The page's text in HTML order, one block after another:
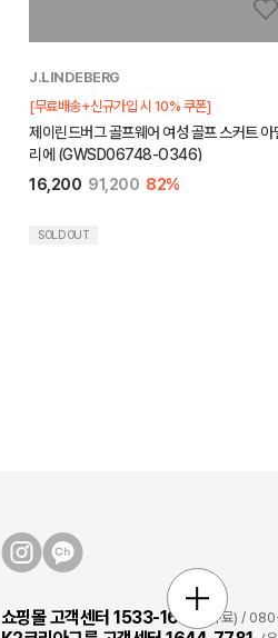
J.LINDEBERG
[무료배송+신규가입 시 10% 쿠폰]
제이린드버그 골프웨어 여성 골프 스커트 아
리에 (GWSD06748-O346)
16,200 91,200 82%
SOLD OUT
쇼핑몰 고객센터 1533-1631 (유료) /